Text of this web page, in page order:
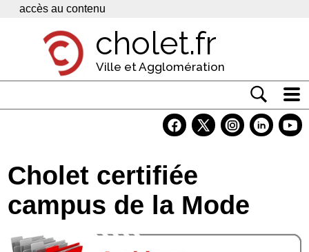
Panneau de gestion des cookies
accès au contenu
cholet.fr
Ville et Agglomération
Economie
Services
Contacts
Cholet certifiée
campus de la Mode